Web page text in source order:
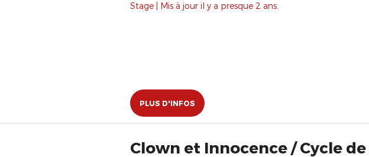
Stage | Mis à jour il y a presque 2 ans.
PLUS D'INFOS
Clown et Innocence / Cycle